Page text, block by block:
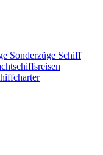
Sonderzüge Schiff